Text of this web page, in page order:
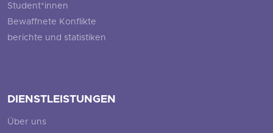
Student*innen
Bewaffnete Konflikte
berichte und statistiken
DIENSTLEISTUNGEN
Über uns